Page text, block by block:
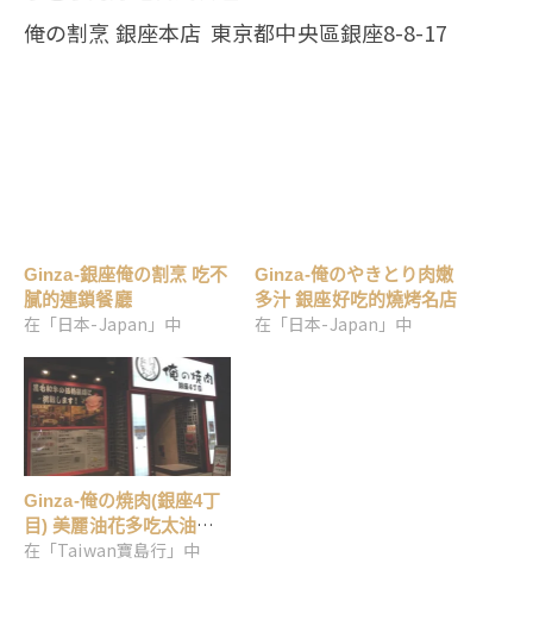
俺の割烹 銀座本店 東京都中央區銀座8-8-17
Ginza-銀座俺の割烹 吃不
膩的連鎖餐廳
在「日本-Japan」中
Ginza-俺のやきとり肉嫩
多汁 銀座好吃的燒烤名店
在「日本-Japan」中
Ginza-俺の焼肉(銀座4丁
目) 美麗油花多吃太油膩
和牛燒肉
在「Taiwan寶島行」中